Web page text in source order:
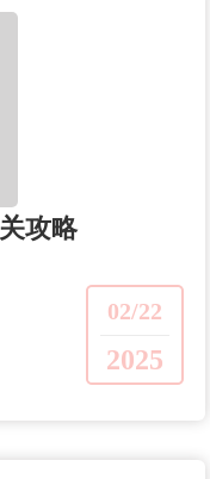
攻略
02/22
2025